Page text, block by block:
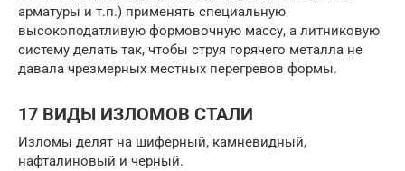
арматуры и т.п.) применять специальную
высокоподатливую формовочную массу, а литниковую
систему делать так, чтобы струя горячего металла не
давала чрезмерных местных перегревов формы.
17 ВИДЫ ИЗЛОМОВ СТАЛИ
Изломы делят на шиферный, камневидный,
нафталиновый и черный.